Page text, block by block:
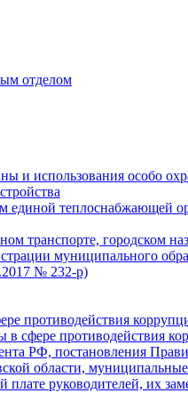
отделом
и использования особо
теплоснабжающей
транспорте, городском
муниципального
№ 232-р)
противодействия
сфере противодействия
РФ, постановления
области,
плате руководителей, их